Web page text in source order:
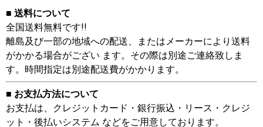
■ 送料について
全国送料無料です!!
離島及び一部の地域への配送、またはメーカーにより送料
がかかる場合がござい ます。その際は別途ご連絡致しま
す。時間指定は別途配送費がかかります。
■ お支払方法について
お支払は、クレジットカード・銀行振込・リース・クレジ
ット・後払いシステム などをご用意しております。